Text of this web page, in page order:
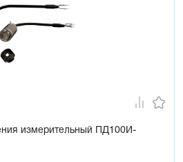
измерительный ПД100И-